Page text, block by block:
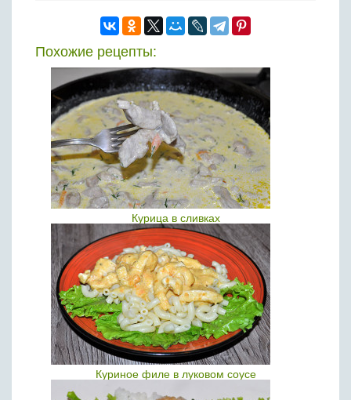
Похожие рецепты:
Курица в сливках
Куриное филе в луковом соусе